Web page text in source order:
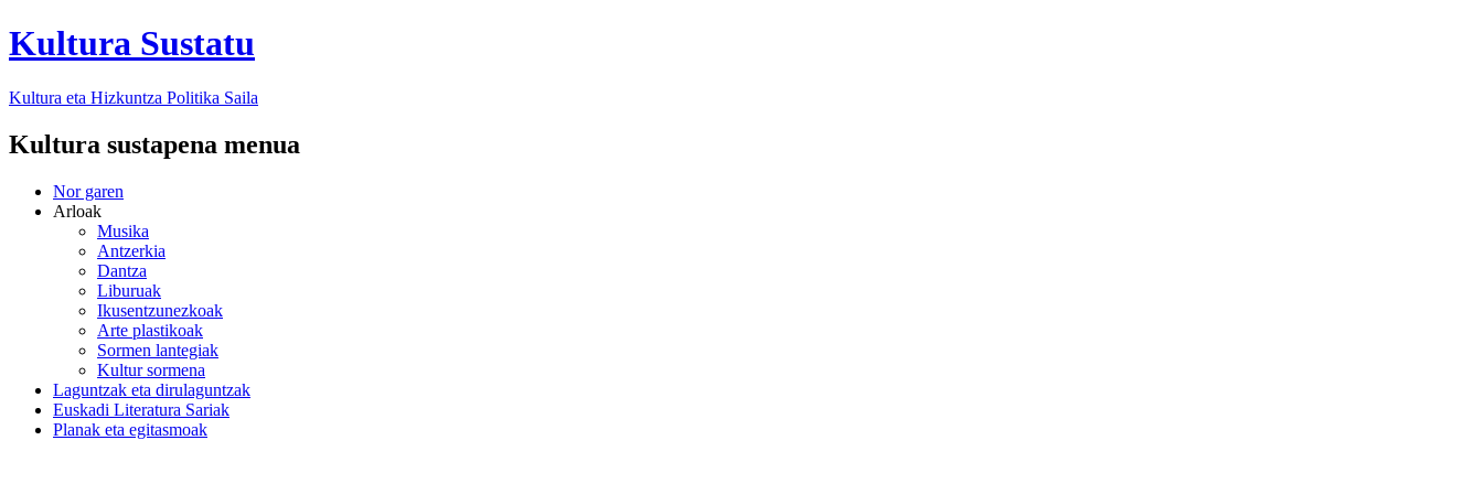
Kultura Sustatu
Kultura eta Hizkuntza Politika Saila
Kultura sustapena menua
Nor garen
Arloak
Musika
Antzerkia
Dantza
Liburuak
Ikusentzunezkoak
Arte plastikoak
Sormen lantegiak
Kultur sormena
Laguntzak eta dirulaguntzak
Euskadi Literatura Sariak
Planak eta egitasmoak